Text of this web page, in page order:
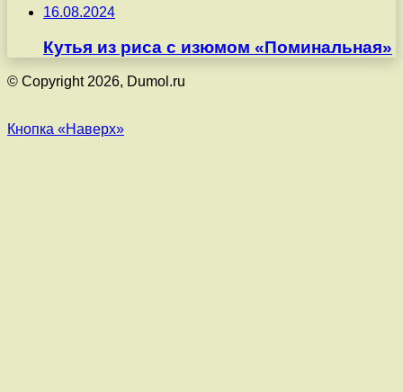
16.08.2024
Кутья из риса с изюмом «Поминальная»
© Copyright 2026, Dumol.ru
Кнопка «Наверх»